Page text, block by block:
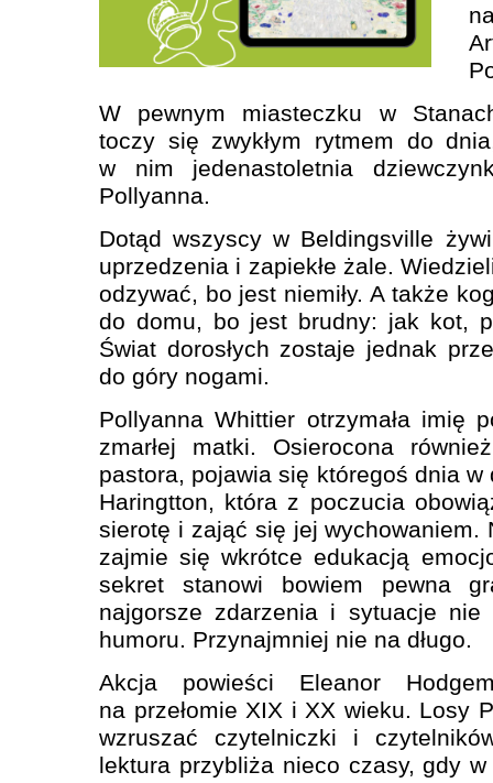
W pewnym miasteczku w
toczy się zwykłym rytmem do
w nim jedenastoletnia
Pollyanna.
Dotąd wszyscy w Beldingsville
uprzedzenia i zapiekłe żale.
odzywać, bo jest niemiły. A także
do domu, bo jest brudny: jak kot,
Świat dorosłych zostaje jednak
do góry nogami.
Pollyanna Whittier otrzymała imię
zmarłej matki. Osierocona
pastora, pojawia się któregoś dnia
Haringtton, która z poczucia
sierotę i zająć się jej wychowaniem.
zajmie się wkrótce edukacją
sekret stanowi bowiem pewna
najgorsze zdarzenia i sytuacje
humoru. Przynajmniej nie na długo.
Akcja powieści Eleanor
na przełomie XIX i XX wieku. Losy
wzruszać czytelniczki i
lektura przybliża nieco czasy, gdy